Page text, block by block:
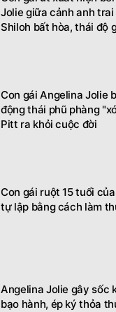
Jolie giữa cảnh anh trai
Shiloh bất hòa, thái độ
Con gái Angelina Jolie
động thái phũ phàng
Pitt ra khỏi cuộc đời
Con gái ruột 15 tuổi
tự lập bằng cách làm
Angelina Jolie gây sốc
bạo hành, ép ký thỏa